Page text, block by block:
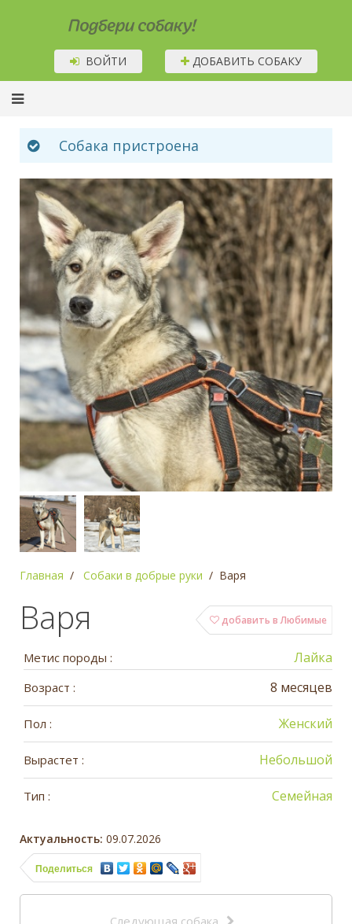
Подбери собаку!
ВОЙТИ ДОБАВИТЬ СОБАКУ
Собака пристроена
Главная Собаки в добрые руки Варя
добавить в Любимые
Варя
Метис породы : Лайка
Возраст : 8 месяцев
Пол : Женский
Вырастет : Небольшой
Тип : Семейная
Актуальность: 09.07.2026
Поделиться